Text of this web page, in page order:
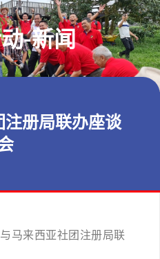
-新闻
册局联办座谈
马来西亚社团注册局联